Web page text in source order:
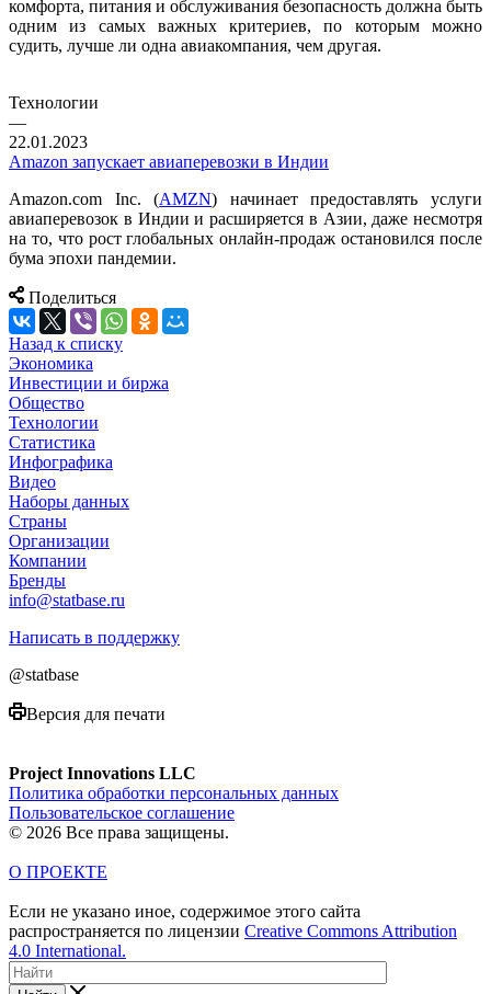
комфорта, питания и обслуживания безопасность должна быть
одним из самых важных критериев, по которым можно
судить, лучше ли одна авиакомпания, чем другая.
Технологии
—
22.01.2023
Amazon запускает авиаперевозки в Индии
Amazon.com Inc. (AMZN) начинает предоставлять услуги
авиаперевозок в Индии и расширяется в Азии, даже несмотря
на то, что рост глобальных онлайн-продаж остановился после
бума эпохи пандемии.
Поделиться
Назад к списку
Экономика
Инвестиции и биржа
Общество
Технологии
Cтатистика
Инфографика
Видео
Наборы данных
Страны
Организации
Компании
Бренды
info@statbase.ru
Написать в поддержку
@statbase
Версия для печати
Project Innovations LLC
Политика обработки персональных данных
Пользовательское соглашение
© 2026 Все права защищены.
О ПРОЕКТЕ
Если не указано иное, содержимое этого сайта
распространяется по лицензии Creative Commons Attribution
4.0 International.